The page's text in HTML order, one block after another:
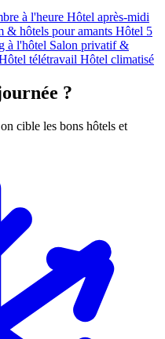
à l'heure Hôtel après-midi
& hôtels pour amants Hôtel 5
à l'hôtel Salon privatif &
télétravail Hôtel climatisé
?
cible les bons hôtels et